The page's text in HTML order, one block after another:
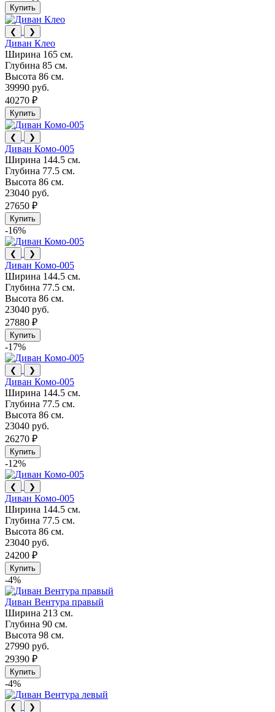
Купить
❮ ❯
Диван Клео
Ширина 165 см.
Глубина 85 см.
Высота 86 см.
39990 руб.
40270 ₽
Купить
❮ ❯
Диван Комо-005
Ширина 144.5 см.
Глубина 77.5 см.
Высота 86 см.
23040 руб.
27650 ₽
Купить
-16%
❮ ❯
Диван Комо-005
Ширина 144.5 см.
Глубина 77.5 см.
Высота 86 см.
23040 руб.
27880 ₽
Купить
-17%
❮ ❯
Диван Комо-005
Ширина 144.5 см.
Глубина 77.5 см.
Высота 86 см.
23040 руб.
26270 ₽
Купить
-12%
❮ ❯
Диван Комо-005
Ширина 144.5 см.
Глубина 77.5 см.
Высота 86 см.
23040 руб.
24200 ₽
Купить
-4%
Диван Вентура правый
Ширина 213 см.
Глубина 90 см.
Высота 98 см.
27990 руб.
29390 ₽
Купить
-4%
❮ ❯